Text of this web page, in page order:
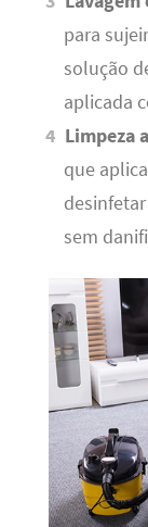
para
solução
aplicada
Limpeza
que
sem